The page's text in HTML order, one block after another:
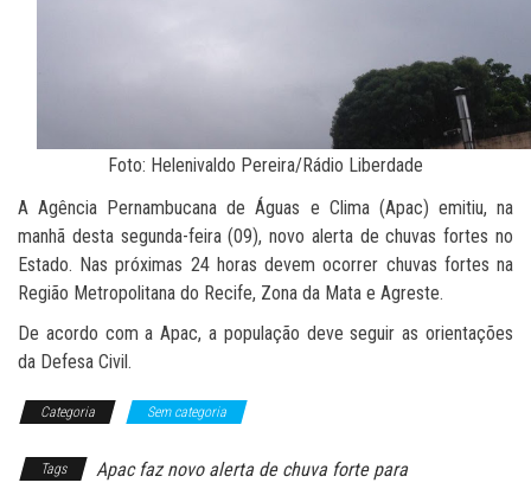
Foto: Helenivaldo Pereira/Rádio Liberdade
A Agência Pernambucana de Águas e Clima (Apac) emitiu, na
manhã desta segunda-feira (09), novo alerta de chuvas fortes no
Estado. Nas próximas 24 horas devem ocorrer chuvas fortes na
Região Metropolitana do Recife, Zona da Mata e Agreste.
De acordo com a Apac, a população deve seguir as orientações
da Defesa Civil.
Categoria Sem categoria
Tags
Apac faz novo alerta de chuva forte para